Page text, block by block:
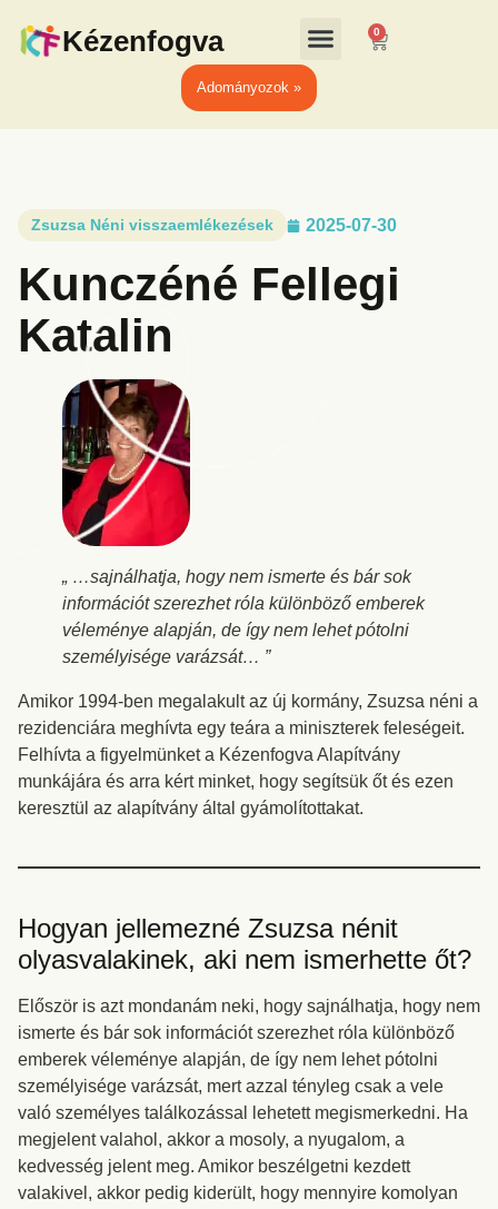
Kézenfogva 0
Adományozok »
Zsuzsa Néni visszaemlékezések 2025-07-30
Kunczéné Fellegi
Katalin
„ …sajnálhatja, hogy nem ismerte és bár sok
információt szerezhet róla különböző emberek
véleménye alapján, de így nem lehet pótolni
személyisége varázsát… ”
Amikor 1994-ben megalakult az új kormány, Zsuzsa néni a
rezidenciára meghívta egy teára a miniszterek feleségeit.
Felhívta a figyelmünket a Kézenfogva Alapítvány
munkájára és arra kért minket, hogy segítsük őt és ezen
keresztül az alapítvány által gyámolítottakat.
Hogyan jellemezné Zsuzsa nénit
olyasvalakinek, aki nem ismerhette őt?
Először is azt mondanám neki, hogy sajnálhatja, hogy nem
ismerte és bár sok információt szerezhet róla különböző
emberek véleménye alapján, de így nem lehet pótolni
személyisége varázsát, mert azzal tényleg csak a vele
való személyes találkozással lehetett megismerkedni. Ha
megjelent valahol, akkor a mosoly, a nyugalom, a
kedvesség jelent meg. Amikor beszélgetni kezdett
valakivel, akkor pedig kiderült, hogy mennyire komolyan